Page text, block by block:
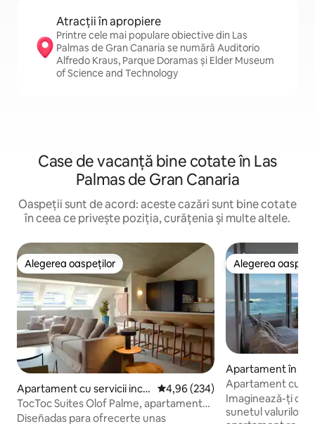
Atracții în apropiere
Printre cele mai populare obiective din Las
Palmas de Gran Canaria se numără Auditorio
Alfredo Kraus, Parque Doramas și Elder Museum
of Science and Technology
Case de vacanță bine cotate în Las
Palmas de Gran Canaria
Oaspeții sunt de acord: aceste cazări sunt bine cotate
în ceea ce privește poziția, curățenia și multe altele.
Alegerea oaspeților
Alegerea oaspeților
Apartament cu servicii inclu
se în La Isleta
Scor mediu de 4,96 din 5, 234
4,96 (234)
TocToc Suites Olof Palme, apartament
cu 2 dormitoare...
Diseñadas para ofrecerte unas
Alegerea
Alegerea
Apartament în La
Apartament cu
Canteras Beach
Imaginează-ți că
sunetul valurilor